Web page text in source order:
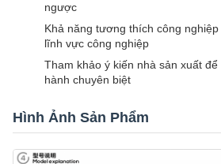
ngược
Khả năng tương thích công
lĩnh vực công nghiệp
Tham khảo ý kiến nhà sản xuất
hành chuyên biệt
Hình Ảnh Sản Phẩm